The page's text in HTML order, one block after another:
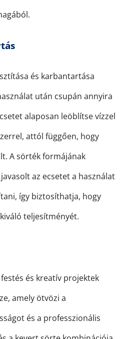
és karbantartása
után csupán annyira
alaposan leöblítse vízzel
attól függően, hogy
A sörték formájának
az ecsetet a használat
így biztosíthatja, hogy
teljesítményét.
és kreatív projektek
amely ötvözi a
és a professzionális